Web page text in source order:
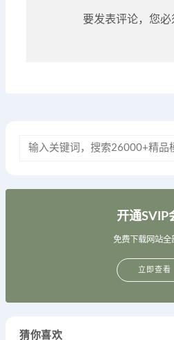
要发表评论，您必
开通SVIP
免费下载网站全
立即查看
猜你喜欢